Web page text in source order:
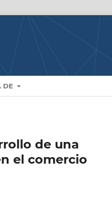
DE
de una
el comercio